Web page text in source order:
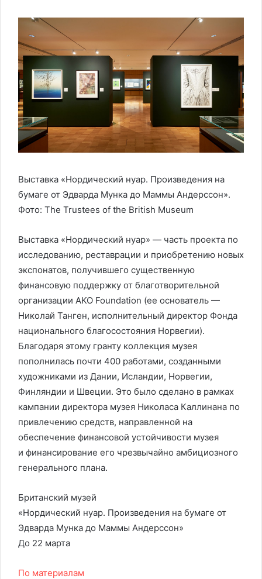
Выставка «Нордический нуар. Произведения на
бумаге от Эдварда Мунка до Маммы Андерссон».
Фото: The Trustees of the British Museum
Выставка «Нордический нуар» — часть проекта по
исследованию, реставрации и приобретению новых
экспонатов, получившего существенную
финансовую поддержку от благотворительной
организации AKO Foundation (ее основатель —
Николай Танген, исполнительный директор Фонда
национального благосостояния Норвегии).
Благодаря этому гранту коллекция музея
пополнилась почти 400 работами, созданными
художниками из Дании, Исландии, Норвегии,
Финляндии и Швеции. Это было сделано в рамках
кампании директора музея Николаса Каллинана по
привлечению средств, направленной на
обеспечение финансовой устойчивости музея
и финансирование его чрезвычайно амбициозного
генерального плана.
Британский музей
«Нордический нуар. Произведения на бумаге от
Эдварда Мунка до Маммы Андерссон»
До 22 марта
По материалам